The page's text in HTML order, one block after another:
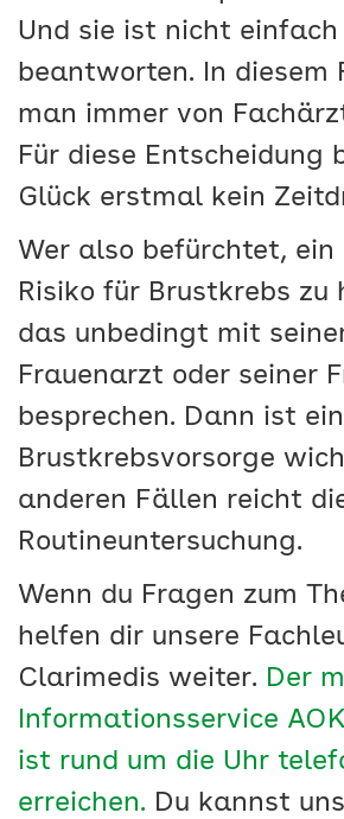
Und sie ist nicht einfach
beantworten. In diesem
man immer von
Für diese Entscheidung
Glück erstmal kein
Wer also befürchtet, ein
Risiko für Brustkrebs zu
das unbedingt mit
Frauenarzt oder seiner
besprechen. Dann ist
Brustkrebsvorsorge
anderen Fällen reicht
Routineuntersuchung.
Wenn du Fragen zum
helfen dir unsere
Clarimedis weiter. Der
Informationsservice
ist rund um die Uhr
erreichen. Du kannst